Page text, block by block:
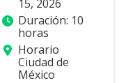
15, 2026
Duración: 10
horas
Horario
Ciudad de
México